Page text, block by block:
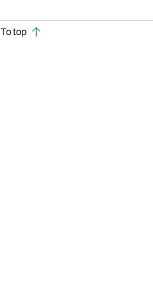
To top